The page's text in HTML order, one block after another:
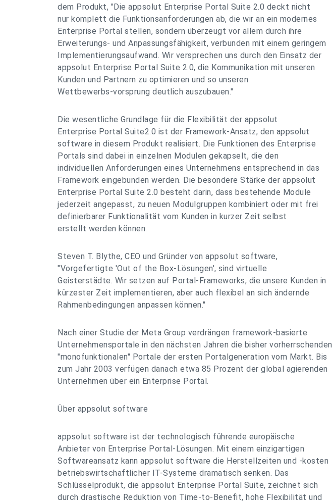
dem Produkt, "Die appsolut Enterprise Portal Suite 2.0 deckt nicht
nur komplett die Funktionsanforderungen ab, die wir an ein modernes
Enterprise Portal stellen, sondern überzeugt vor allem durch ihre
Erweiterungs- und Anpassungsfähigkeit, verbunden mit einem geringem
Implementierungsaufwand. Wir versprechen uns durch den Einsatz der
appsolut Enterprise Portal Suite 2.0, die Kommunikation mit unseren
Kunden und Partnern zu optimieren und so unseren
Wettbewerbs-vorsprung deutlich auszubauen."
Die wesentliche Grundlage für die Flexibilität der appsolut
Enterprise Portal Suite2.0 ist der Framework-Ansatz, den appsolut
software in diesem Produkt realisiert. Die Funktionen des Enterprise
Portals sind dabei in einzelnen Modulen gekapselt, die den
individuellen Anforderungen eines Unternehmens entsprechend in das
Framework eingebunden werden. Die besondere Stärke der appsolut
Enterprise Portal Suite 2.0 besteht darin, dass bestehende Module
jederzeit angepasst, zu neuen Modulgruppen kombiniert oder mit frei
definierbarer Funktionalität vom Kunden in kurzer Zeit selbst
erstellt werden können.
Steven T. Blythe, CEO und Gründer von appsolut software,
"Vorgefertigte 'Out of the Box-Lösungen', sind virtuelle
Geisterstädte. Wir setzen auf Portal-Frameworks, die unsere Kunden in
kürzester Zeit implementieren, aber auch flexibel an sich ändernde
Rahmenbedingungen anpassen können."
Nach einer Studie der Meta Group verdrängen framework-basierte
Unternehmensportale in den nächsten Jahren die bisher vorherrschenden
"monofunktionalen" Portale der ersten Portalgeneration vom Markt. Bis
zum Jahr 2003 verfügen danach etwa 85 Prozent der global agierenden
Unternehmen über ein Enterprise Portal.
Über appsolut software
appsolut software ist der technologisch führende europäische
Anbieter von Enterprise Portal-Lösungen. Mit einem einzigartigen
Softwareansatz kann appsolut software die Herstellzeiten und -kosten
betriebswirtschaftlicher IT-Systeme dramatisch senken. Das
Schlüsselprodukt, die appsolut Enterprise Portal Suite, zeichnet sich
durch drastische Reduktion von Time-to-Benefit, hohe Flexibilität und